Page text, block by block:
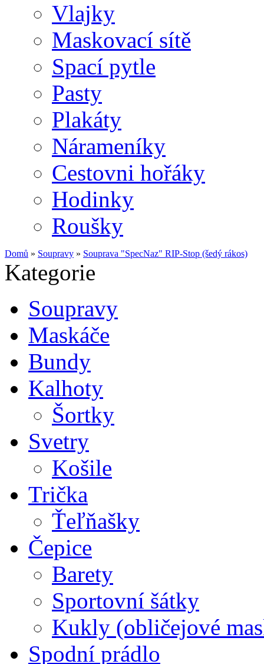
Vlajky
Maskovací sítě
Spací pytle
Pasty
Plakáty
Nárameníky
Cestovni hořáky
Hodinky
Roušky
Domů » Soupravy » Souprava "SpecNaz" RIP-Stop (šedý rákos)
Kategorie
Soupravy
Maskáče
Bundy
Kalhoty
Šortky
Svetry
Košile
Trička
Ťeľňašky
Čepice
Barety
Sportovní šátky
Kukly (obličejové
Spodní prádlo